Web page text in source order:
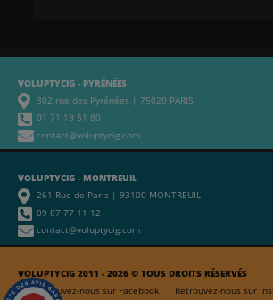
VOLUPTYCIG - PYRÉNÉES
302 rue des Pyrénées | 75020 PARIS
01 71 19 51 80
contact@voluptycig.com
VOLUPTYCIG 2011 - 2026 © TOUS DROITS RÉSERVÉS
Retrouvez-nous sur Facebook
Retrouvez-nous sur
VOLUPTYCIG - MONTREUIL
261 Rue de Paris | 93100 MONTREUIL
09 87 77 11 12
contact@voluptycig.com